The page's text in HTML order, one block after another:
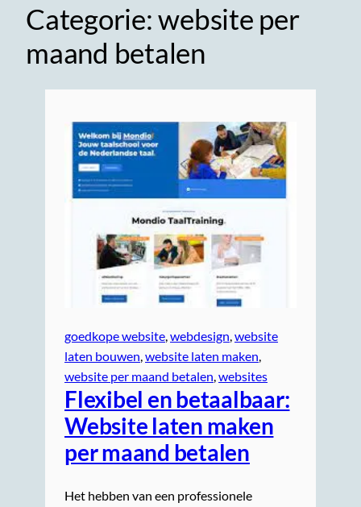
Categorie:website per
maand betalen
goedkope website, webdesign, website
laten bouwen, website laten maken
website per maand betalen, websites
Flexibel en betaalbaar:
Website laten maken
per maand betalen
Het hebben van een professionele